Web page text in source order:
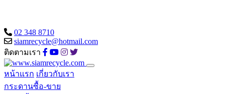
02 348 8710
siamrecycle@hotmail.com
ติดตามเรา
หน้าแรก เกี่ยวกับเรา
กระดานซื้อ-ขาย